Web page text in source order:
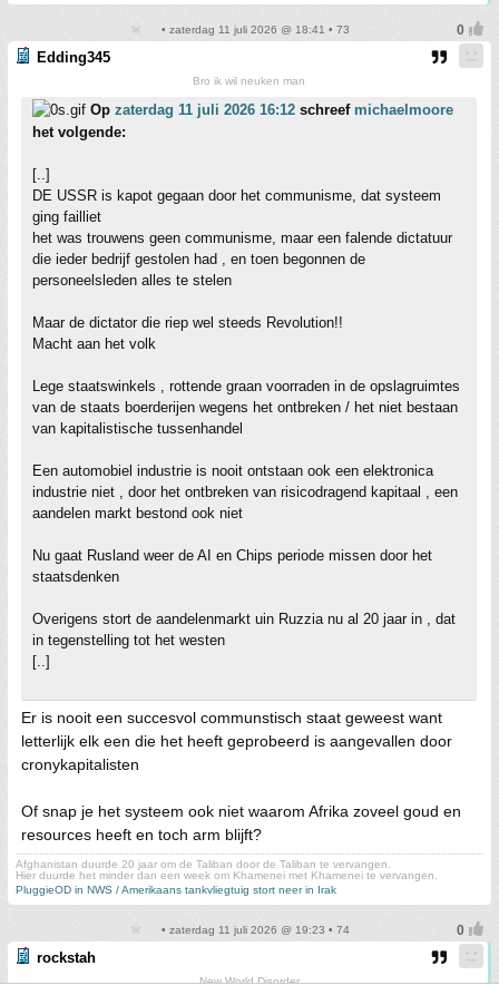
• zaterdag 11 juli 2026 @ 18:41 • 73
Edding345
Bro ik wil neuken man
Op zaterdag 11 juli 2026 16:12 schreef michaelmoore
het volgende:
[..]
DE USSR is kapot gegaan door het communisme, dat systeem
ging failliet
het was trouwens geen communisme, maar een falende dictatuur
die ieder bedrijf gestolen had , en toen begonnen de
personeelsleden alles te stelen
Maar de dictator die riep wel steeds Revolution!!
Macht aan het volk
Lege staatswinkels , rottende graan voorraden in de opslagruimtes
van de staats boerderijen wegens het ontbreken / het niet bestaan
van kapitalistische tussenhandel
Een automobiel industrie is nooit ontstaan ook een elektronica
industrie niet , door het ontbreken van risicodragend kapitaal , een
aandelen markt bestond ook niet
Nu gaat Rusland weer de AI en Chips periode missen door het
staatsdenken
Overigens stort de aandelenmarkt uin Ruzzia nu al 20 jaar in , dat
in tegenstelling tot het westen
[..]
Er is nooit een succesvol communstisch staat geweest want
letterlijk elk een die het heeft geprobeerd is aangevallen door
cronykapitalisten
Of snap je het systeem ook niet waarom Afrika zoveel goud en
resources heeft en toch arm blijft?
Afghanistan duurde 20 jaar om de Taliban door de Taliban te vervangen.
Hier duurde het minder dan een week om Khamenei met Khamenei te vervangen.
PluggieOD in NWS / Amerikaans tankvliegtuig stort neer in Irak
• zaterdag 11 juli 2026 @ 19:23 • 74
rockstah
New World Disorder